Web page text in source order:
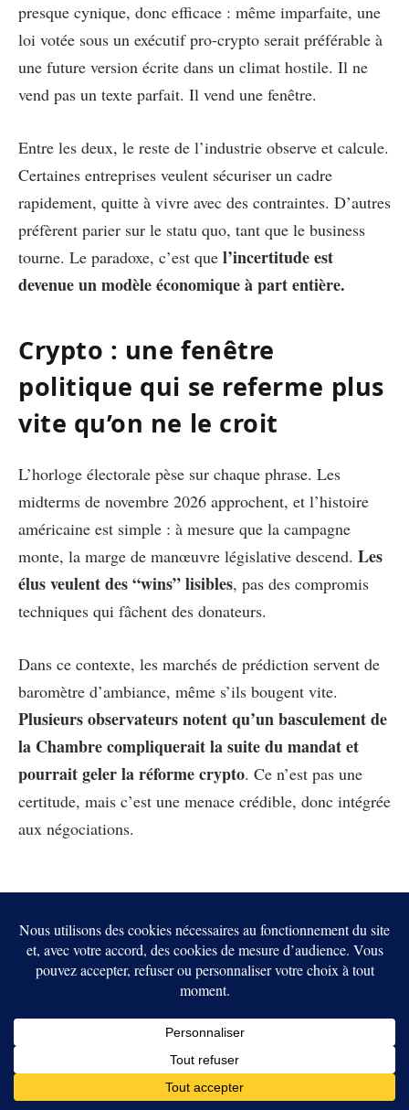
presque cynique, donc efficace : même imparfaite, une
loi votée sous un exécutif pro-crypto serait préférable à
une future version écrite dans un climat hostile. Il ne
vend pas un texte parfait. Il vend une fenêtre.
Entre les deux, le reste de l’industrie observe et calcule.
Certaines entreprises veulent sécuriser un cadre
rapidement, quitte à vivre avec des contraintes. D’autres
préfèrent parier sur le statu quo, tant que le business
tourne. Le paradoxe, c’est que l’incertitude est
devenue un modèle économique à part entière.
Crypto : une fenêtre
politique qui se referme plus
vite qu’on ne le croit
L’horloge électorale pèse sur chaque phrase. Les
midterms de novembre 2026 approchent, et l’histoire
américaine est simple : à mesure que la campagne
monte, la marge de manœuvre législative descend. Les
élus veulent des “wins” lisibles, pas des compromis
techniques qui fâchent des donateurs.
Dans ce contexte, les marchés de prédiction servent de
baromètre d’ambiance, même s’ils bougent vite.
Plusieurs observateurs notent qu’un basculement de
la Chambre compliquerait la suite du mandat et
pourrait geler la réforme crypto. Ce n’est pas une
certitude, mais c’est une menace crédible, donc intégrée
aux négociations.
Evan's Selemani
J’ai plongé dans Bitcoin dès 2017, bien avant qu’il ne
cette immersion de terrain en expertise concrète :
analyse des cycles de marché, compréhension fine des